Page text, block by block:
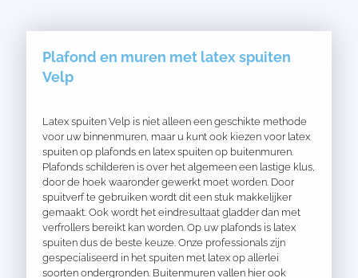
Plafond en muren met latex spuiten
Velp
Latex spuiten Velp is niet alleen een geschikte methode
voor uw binnenmuren, maar u kunt ook kiezen voor latex
spuiten op plafonds en latex spuiten op buitenmuren.
Plafonds schilderen is over het algemeen een lastige klus,
door de hoek waaronder gewerkt moet worden. Door
spuitverf te gebruiken wordt dit een stuk makkelijker
gemaakt. Ook wordt het eindresultaat gladder dan met
verfrollers bereikt kan worden. Op uw plafonds is latex
spuiten dus de beste keuze. Onze professionals zijn
gespecialiseerd in het spuiten met latex op allerlei
soorten ondergronden. Buitenmuren vallen hier ook